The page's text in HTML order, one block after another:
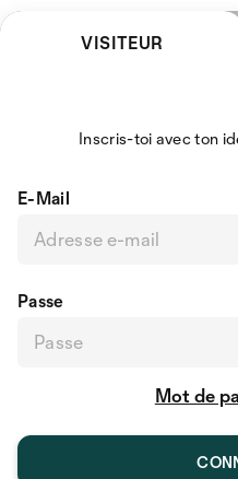
VISITEUR
Inscris-toi avec ton
E-Mail
Passe
Mot de